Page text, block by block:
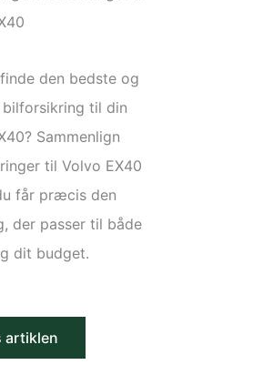
den bedste og
til din
Sammenlign
til Volvo EX40
får præcis den
der passer til både
dit budget.
artiklen